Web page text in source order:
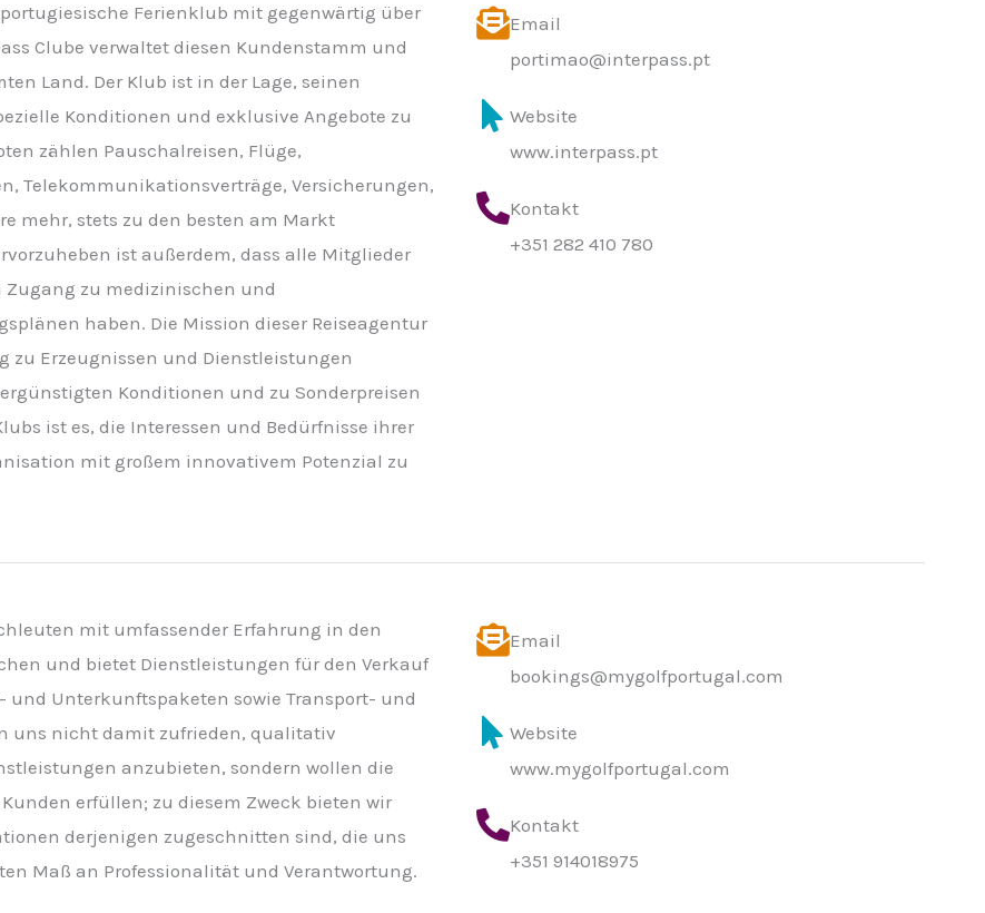
Ferienklub mit gegenwärtig über
Clube verwaltet diesen Kundenstamm und
Land. Der Klub ist in der Lage, seinen
Konditionen und exklusive Angebote zu
zählen Pauschalreisen, Flüge,
Telekommunikationsverträge, Versicherungen,
mehr, stets zu den besten am Markt
ist außerdem, dass alle Mitglieder
zu medizinischen und
haben. Die Mission dieser Reiseagentur
zu Erzeugnissen und Dienstleistungen
Konditionen und zu Sonderpreisen
ist es, die Interessen und Bedürfnisse ihrer
mit großem innovativem Potenzial zu
Email
portimao@interpass.pt
Website
www.interpass.pt
Kontakt
+351 282 410 780
mit umfassender Erfahrung in den
und bietet Dienstleistungen für den Verkauf
und Unterkunftspaketen sowie Transport- und
uns nicht damit zufrieden, qualitativ
anzubieten, sondern wollen die
erfüllen; zu diesem Zweck bieten wir
derjenigen zugeschnitten sind, die uns
Maß an Professionalität und Verantwortung.
Email
bookings@mygolfportugal.com
Website
www.mygolfportugal.com
Kontakt
+351 914018975